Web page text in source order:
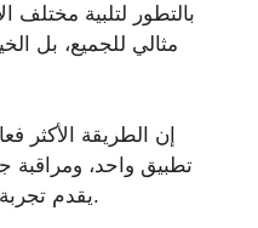
بالتطور لتلبية مختلف
مثالي للجميع، بل
إن الطريقة الأكثر
تطبيق واحد، ومراقبة
يقدم تجربة أكثر اتساقًا في حياتك اليومية.